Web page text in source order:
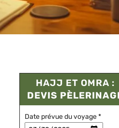
HAJJ ET OMRA :
DEVIS
Date prévue du voyage*